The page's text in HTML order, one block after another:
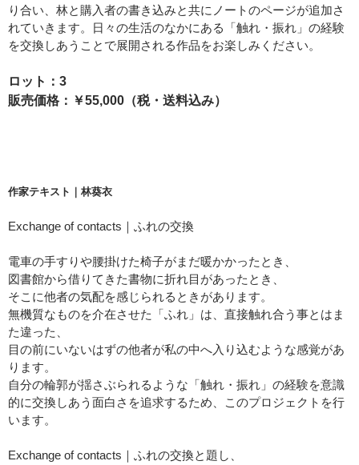
り合い、林と購入者の書き込みと共にノートのページが追加さ
れていきます。日々の生活のなかにある「触れ・振れ」の経験
を交換しあうことで展開される作品をお楽しみください。
ロット：3
販売価格：￥55,000（税・送料込み）
作家テキスト｜ 林葵衣
Exchange of contacts｜ふれの交換
電車の手すりや腰掛けた椅子がまだ暖かかったとき、
図書館から借りてきた書物に折れ目があったとき、
そこに他者の気配を感じられるときがあります。
無機質なものを介在させた「ふれ」は、直接触れ合う事とはま
た違った、
目の前にいないはずの他者が私の中へ入り込むような感覚があ
ります。
自分の輪郭が揺さぶられるような「触れ・振れ」の経験を意識
的に交換しあう面白さを追求するため、このプロジェクトを行
います。
Exchange of contacts｜ふれの交換と題し、